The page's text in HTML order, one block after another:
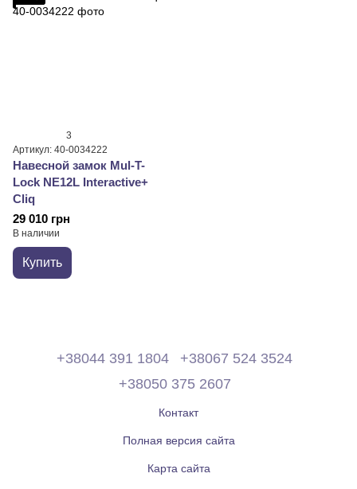
3
Артикул: 40-0034222
Навесной замок Mul-T-
Lock NE12L Interactive+
Cliq
29 010 грн
В наличии
Купить
+38044 391 1804
+38067 524 3524
+38050 375 2607
Контакт
Полная версия сайта
Карта сайта